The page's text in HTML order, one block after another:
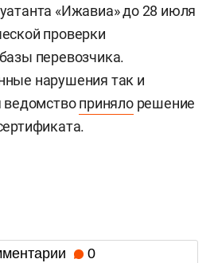
«Ижавиа» до 28 июля
проверки
перевозчика.
нарушения так и
ведомствопринялорешение
0